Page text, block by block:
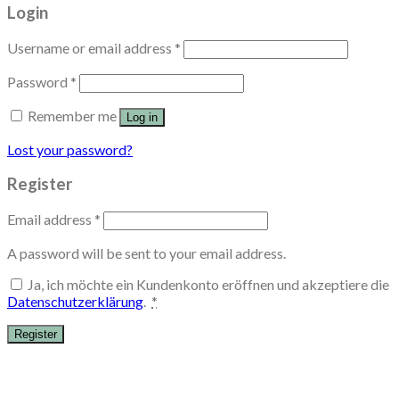
Login
Username or email address *
Password *
Remember me
Log in
Lost your password?
Register
Email address *
A password will be sent to your email address.
Ja, ich möchte ein Kundenkonto eröffnen und akzeptiere die
Datenschutzerklärung. *
Register